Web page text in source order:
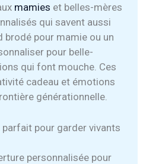
mamies et belles-mères
qui savent aussi
pour mamie ou un
pour belle-
qui font mouche. Ces
cadeau et émotions
générationnelle.
pour garder vivants
personnalisée pour